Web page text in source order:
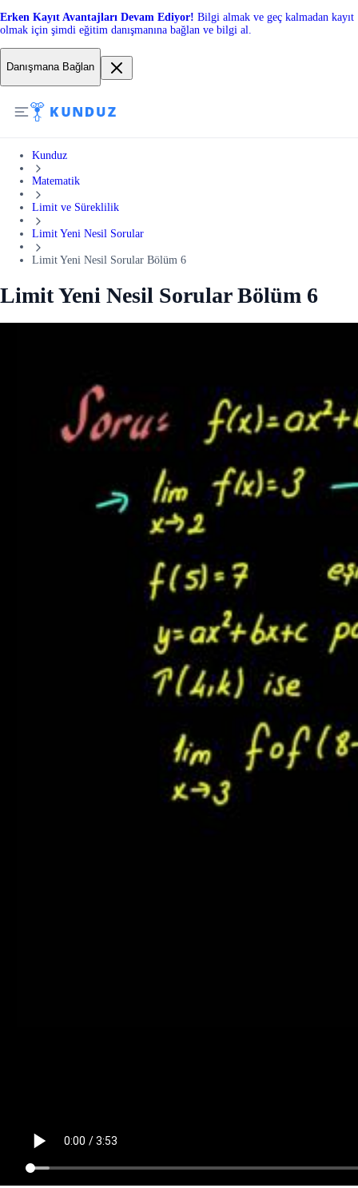
Erken Kayıt Avantajları Devam Ediyor! Bilgi almak ve geç kalmadan kayıt
olmak için şimdi eğitim danışmanına bağlan ve bilgi al.
Danışmana Bağlan
Kunduz
Matematik
Limit ve Süreklilik
Limit Yeni Nesil Sorular
Limit Yeni Nesil Sorular Bölüm 6
Limit Yeni Nesil Sorular Bölüm 6